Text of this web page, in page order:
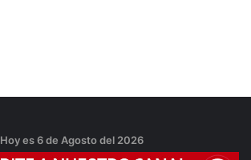
Hoy es 6 de Agosto del 2026